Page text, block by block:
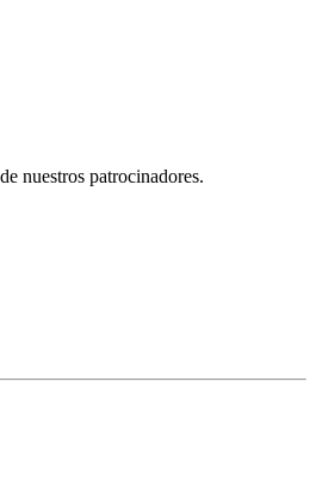
nuestros patrocinadores.